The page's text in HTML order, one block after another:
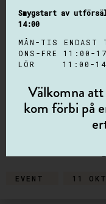
Bokningsbara
Vi vill göra ert besök
oavsett om det
begränsar vi våra
bokningsbara tider.
EVENT 11
Smygstart av
14:00
MÅN-TIS ENDAST
ONS-FRE 11:00-
LÖR 11:00-
Välkomna att
kom förbi på